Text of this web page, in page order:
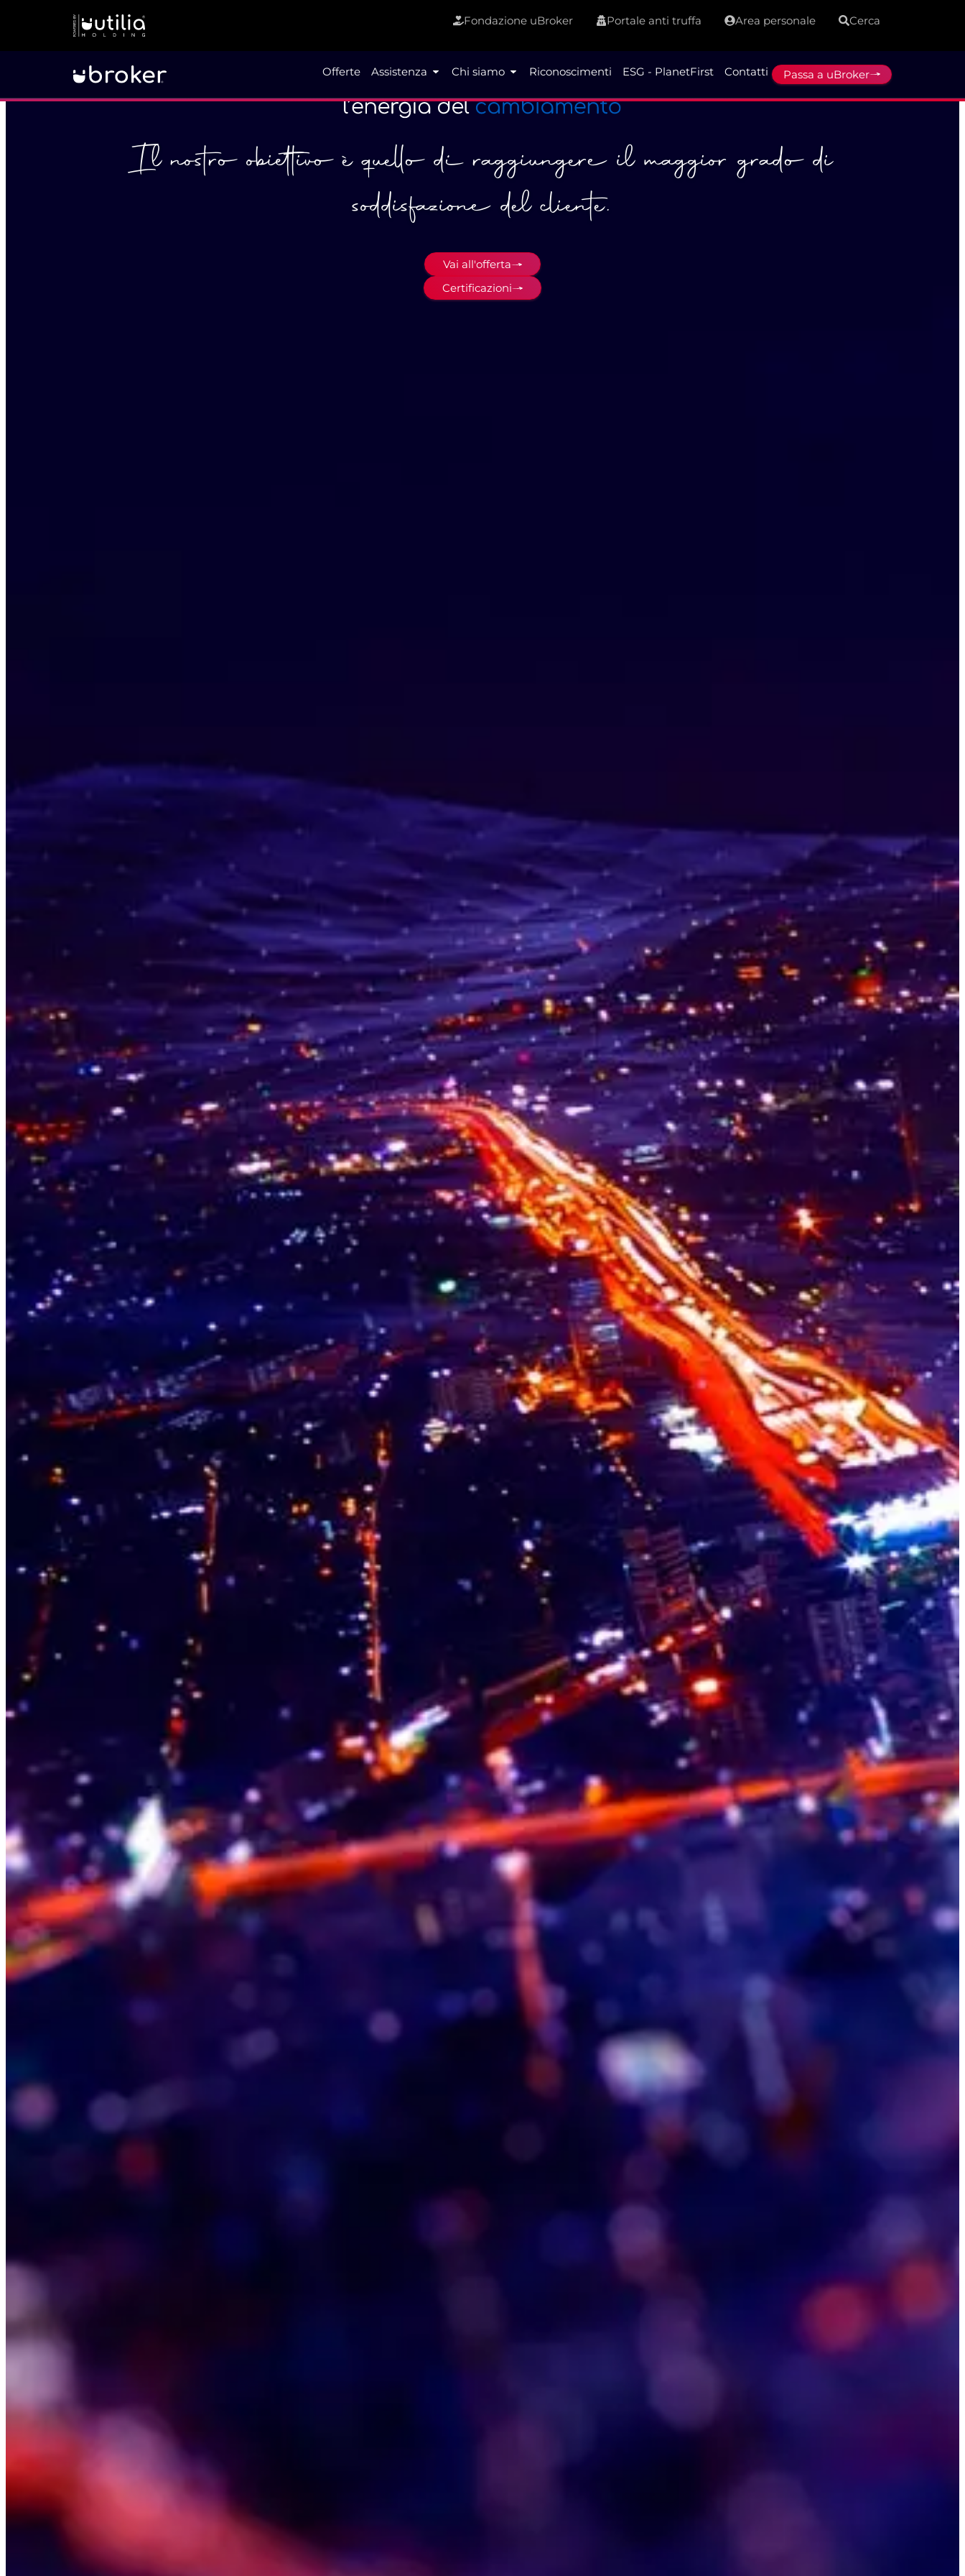
Fondazione uBroker Portale anti truffa Area personale Cerca
Offerte Assistenza Chi siamo Riconoscimenti ESG - PlanetFirst Contatti Passa a uBroker
Il nostro obiettivo è quello di raggiungere il maggior grado di
soddisfazione del cliente.
Vai all'offerta
Certificazioni